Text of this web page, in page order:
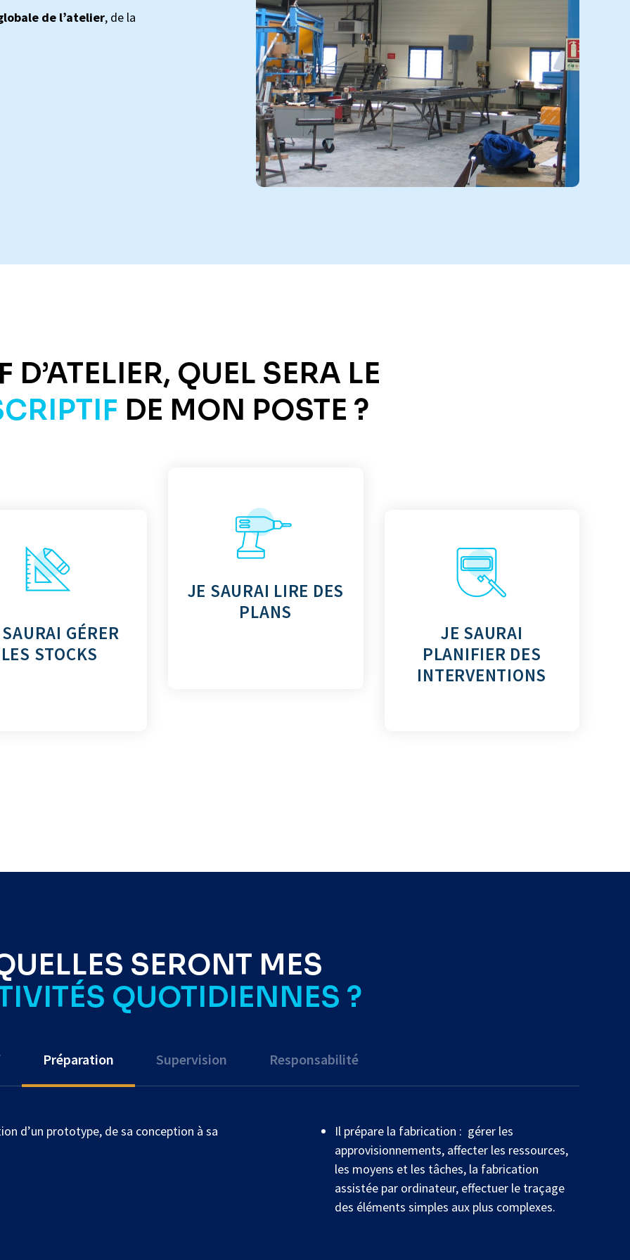
de l’atelier, de la
D’ATELIER, QUEL SERA LE
DE MON POSTE ?
GÉRER
LES STOCKS
JE SAURAI LIRE DES
PLANS
JE SAURAI
PLANIFIER DES
INTERVENTIONS
SERONT MES
QUOTIDIENNES ?
Préparation Supervision Responsabilité
d’un prototype, de sa conception à sa
Il prépare la fabrication : gérer les
approvisionnements, affecter les ressources,
les moyens et les tâches, la fabrication
assistée par ordinateur, effectuer le traçage
des éléments simples aux plus complexes.